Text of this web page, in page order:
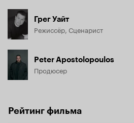
Грег Уайт
Режиссёр, Сценарист
Peter Apostolopoulos
Продюсер
Рейтинг фильма